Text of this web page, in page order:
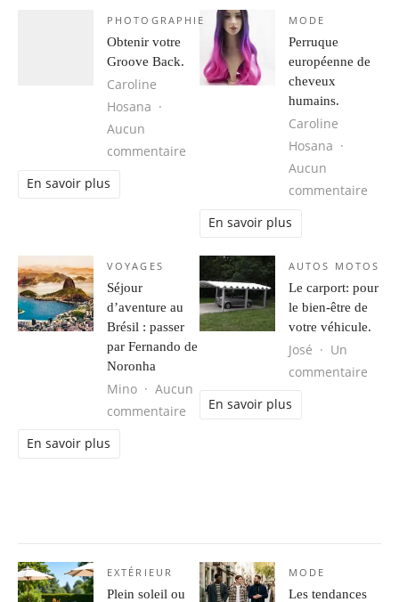
PHOTOGRAPHIE
Obtenir votre
Groove Back.
Caroline
Hosana
Aucun
commentaire sur Obtenir votre Groove Back.
En savoir plus
MODE
Perruque
européenne de
cheveux
humains.
Caroline
Hosana
Aucun
commentaire
En savoir plus
VOYAGES
Séjour
d’aventure au
Brésil : passer
par Fernando de
Noronha
Mino
Aucun
commentaire sur Séjour d’aventure au Brésil :
En savoir plus
AUTOS MOTOS
Le carport: pour
le bien-être de
votre véhicule.
José
Un
commentaire
En savoir plus
EXTÉRIEUR
Plein soleil ou
MODE
Les tendances